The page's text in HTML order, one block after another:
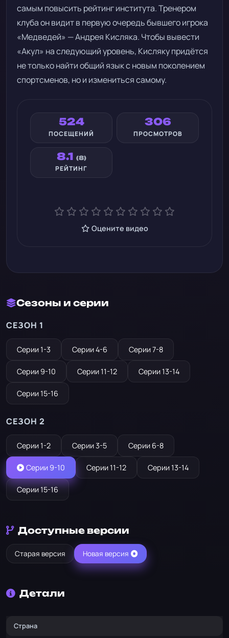
самым повысить рейтинг института. Тренером
клуба он видит в первую очередь бывшего игрока
«Медведей» — Андрея Кисляка. Чтобы вывести
«Акул» на следующий уровень, Кисляку придётся
не только найти общий язык с новым поколением
спортсменов, но и измениться самому.
524
ПОСЕЩЕНИЙ
306
ПРОСМОТРОВ
8.1 (8)
РЕЙТИНГ
Оцените видео
Сезоны и серии
СЕЗОН 1
Серии 1-3 Серии 4-6 Серии 7-8
Серии 9-10 Серии 11-12 Серии 13-14
Серии 15-16
СЕЗОН 2
Серии 1-2 Серии 3-5 Серии 6-8
Серии 9-10 Серии 11-12 Серии 13-14
Серии 15-16
Доступные версии
Старая версия Новая версия
Детали
Страна